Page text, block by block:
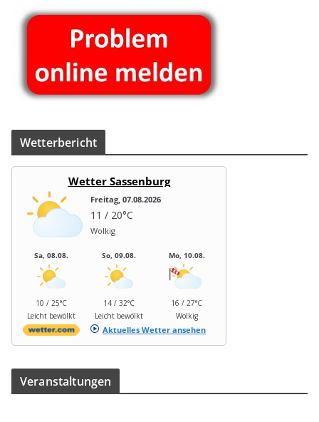
Wet­ter­be­richt
Wetter Sassenburg
Freitag, 07.08.2026
11 / 20°C
Wolkig
Sa, 08.08.
10 / 25°C
Leicht bewölkt
So, 09.08.
14 / 32°C
Leicht bewölkt
Mo, 10.08.
16 / 27°C
Wolkig
Aktuelles Wetter ansehen
Ver­an­stal­tun­gen